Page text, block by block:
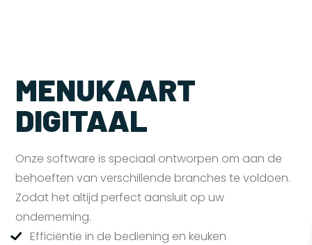
MENUKAART
DIGITAAL
Onze software is speciaal ontworpen om aan de
behoeften van verschillende branches te voldoen.
Zodat het altijd perfect aansluit op uw
onderneming.
Efficiëntie in de bediening en keuken